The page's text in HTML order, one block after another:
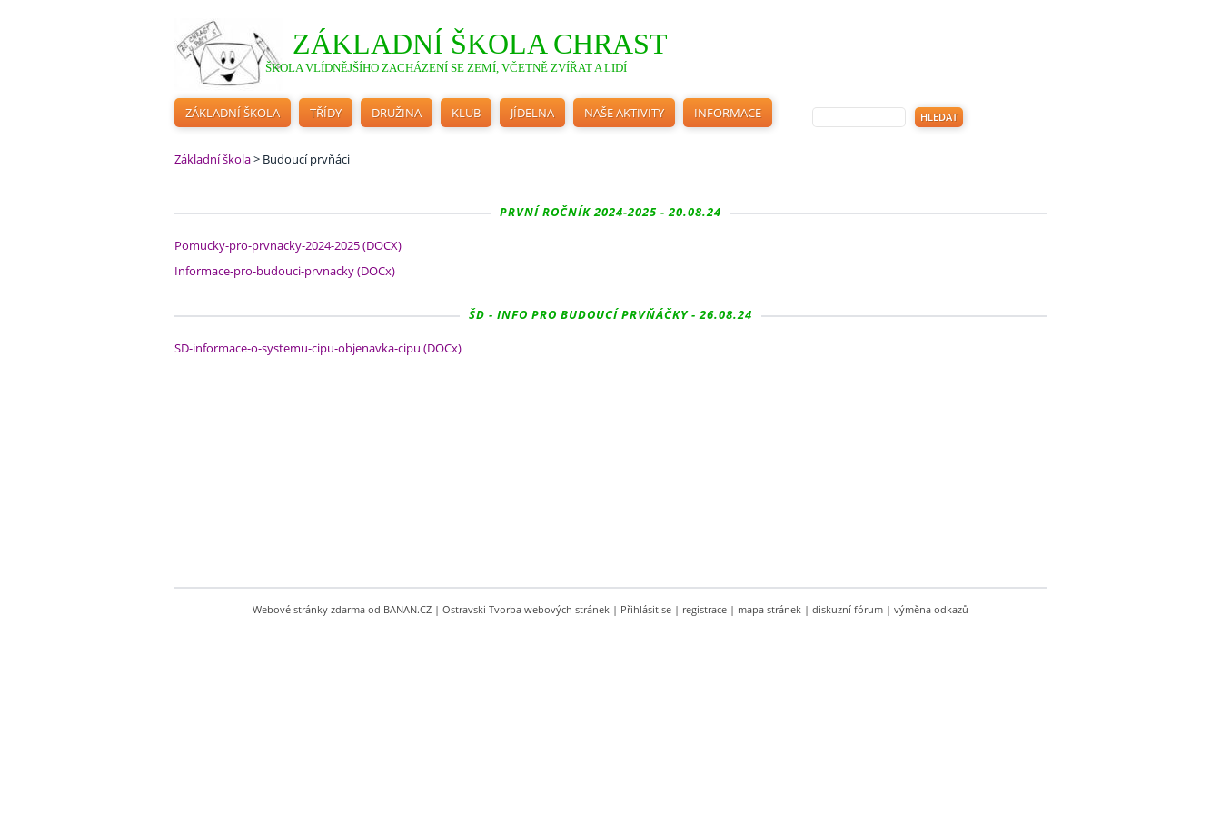
ZÁKLADNÍ ŠKOLA CHRAST
ŠKOLA VLÍDNĚJŠÍHO ZACHÁZENÍ SE ZEMÍ, VČETNĚ ZVÍŘAT A LIDÍ
ZÁKLADNÍ ŠKOLA TŘÍDY DRUŽINA KLUB JÍDELNA NAŠE AKTIVITY INFORMACE
Základní škola> Budoucí prvňáci
PRVNÍ ROČNÍK 2024-2025 - 20.08.24
Pomucky-pro-prvnacky-2024-2025 (DOCX)
Informace-pro-budouci-prvnacky (DOCx)
ŠD - INFO PRO BUDOUCÍ PRVŇÁČKY - 26.08.24
SD-informace-o-systemu-cipu-objenavka-cipu (DOCx)
Webové stránky zdarma od BANAN.CZ | Ostravski Tvorba webových stránek | Přihlásit se | registrace | mapa stránek | diskuzní fórum | výměna odkazů